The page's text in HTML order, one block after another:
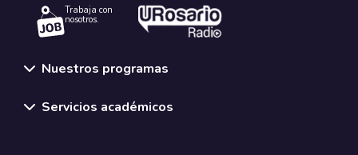
Trabaja con
nosotros.
Nuestros programas
Servicios académicos